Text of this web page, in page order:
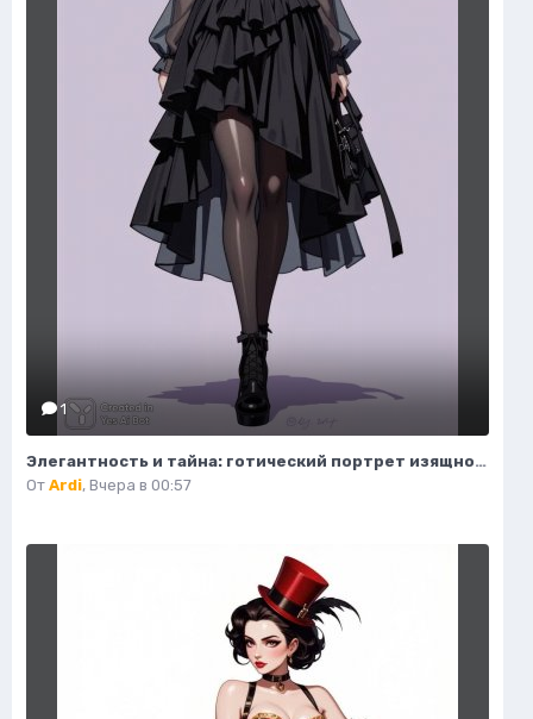
1
Элегантность и тайна: готический портрет изящной модели в деталях. Изображение из нейронной сети Flux Ai
От Ardi, Вчера в 00:57